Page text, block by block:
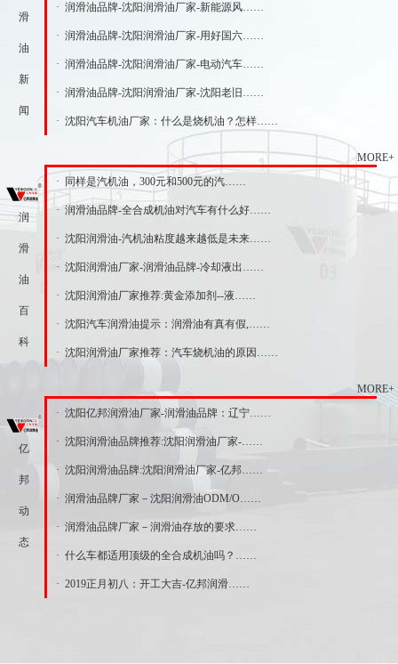
滑
油
新
闻
· 润滑油品牌-沈阳润滑油厂家-新能源风……
· 润滑油品牌-沈阳润滑油厂家-用好国六……
· 润滑油品牌-沈阳润滑油厂家-电动汽车……
· 润滑油品牌-沈阳润滑油厂家-沈阳老旧……
· 沈阳汽车机油厂家：什么是烧机油？怎样……
MORE+
润
滑
油
百
科
· 同样是汽机油，300元和500元的汽……
· 润滑油品牌-全合成机油对汽车有什么好……
· 沈阳润滑油-汽机油粘度越来越低是未来……
· 沈阳润滑油厂家-润滑油品牌-冷却液出……
· 沈阳润滑油厂家推荐:黄金添加剂--液……
· 沈阳汽车润滑油提示：润滑油有真有假,……
· 沈阳润滑油厂家推荐：汽车烧机油的原因……
MORE+
亿
邦
动
态
· 沈阳亿邦润滑油厂家-润滑油品牌：辽宁……
· 沈阳润滑油品牌推荐:沈阳润滑油厂家-……
· 沈阳润滑油品牌:沈阳润滑油厂家-亿邦……
· 润滑油品牌厂家－沈阳润滑油ODM/O……
· 润滑油品牌厂家－润滑油存放的要求……
· 什么车都适用顶级的全合成机油吗？……
· 2019正月初八：开工大吉-亿邦润滑……